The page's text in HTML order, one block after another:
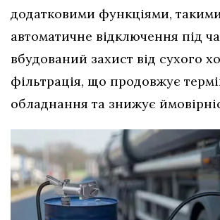
додатковими функціями,
автоматичне відключення під
вбудований захист від сухого
фільтрація, що продовжує
обладнання та знижує